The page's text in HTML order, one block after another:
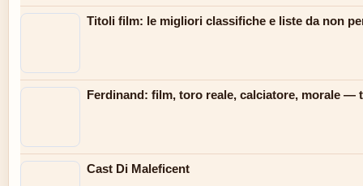
Titoli film: le migliori classifiche e liste da non
Ferdinand: film, toro reale, calciatore, morale —
Cast Di Maleficent